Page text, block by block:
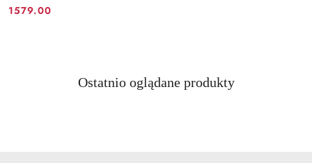
Cena:
1579.00
Pomiń karuzelę produktów
Produkty
Ostatnio oglądane produkty